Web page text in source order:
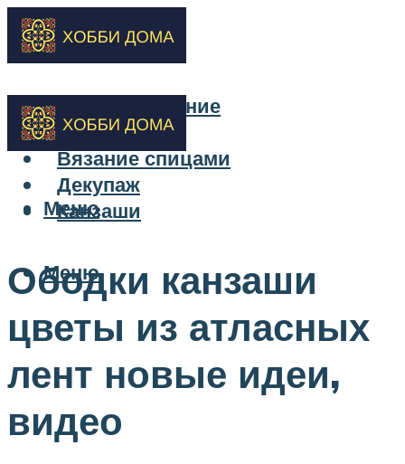
Бисероплетение
Вышивка
Вязание спицами
Декупаж
Канзаши
Меню
Меню
Ободки канзаши
цветы из атласных
лент новые идеи,
видео